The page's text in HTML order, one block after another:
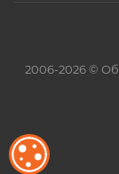
2006-2026 ©